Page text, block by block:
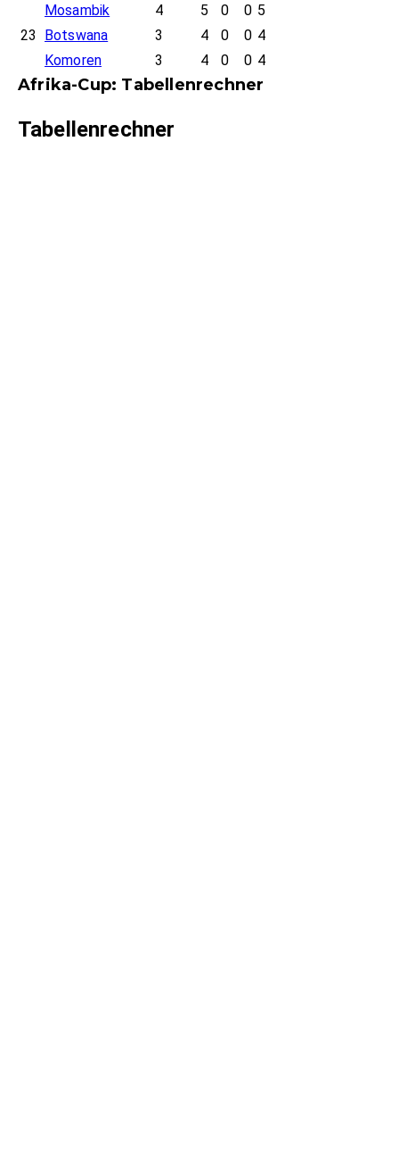
Mosambik
4 5 0 0 5
23
Botswana 3 4 0 0 4
Komoren
3 4 0 0 4
Afrika-Cup: Tabellenrechner
Tabellenrechner